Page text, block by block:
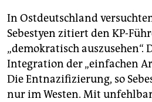
In Ostdeutschland
Sebestyen zitiert den KP-
„demokratisch auszusehen“.
Integration der „einfachen
Die Entnazifizierung, so
nur im Westen. Mit